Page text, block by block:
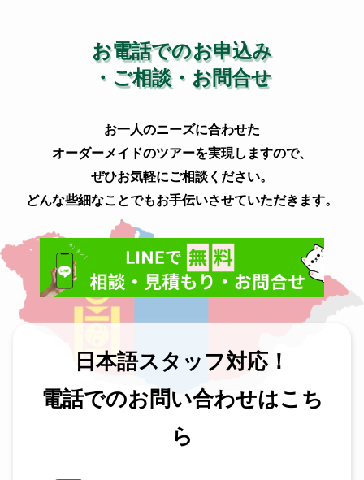
お電話でのお申込み
・ご相談・お問合せ
お一人のニーズに合わせた
オーダーメイドのツアーを実現しますので、
ぜひお気軽にご相談ください。
どんな些細なことでもお手伝いさせていただきます。
日本語スタッフ対応！
電話でのお問い合わせはこち
ら